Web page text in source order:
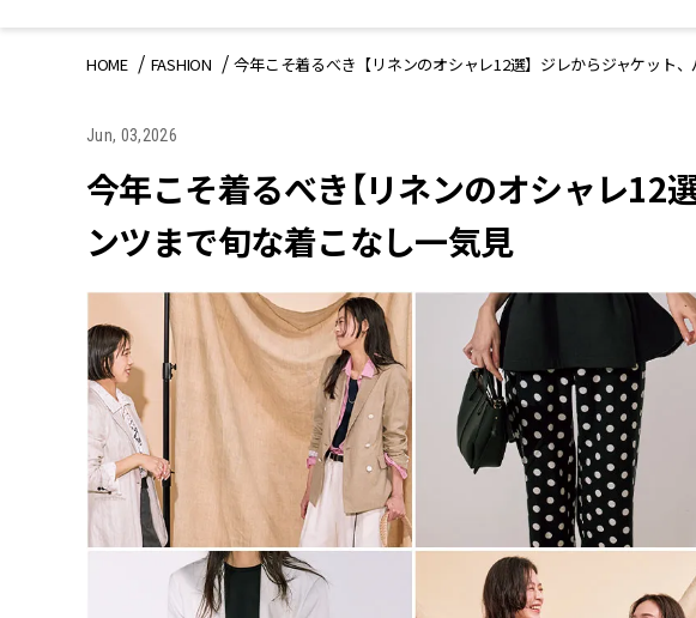
HOME FASHION 今年こそ着るべき【リネンのオシャレ12選】ジレからジャケット
Jun, 03,2026
今年こそ着るべき【リネンのオシャレ12
ンツまで旬な着こなし一気見
忙しい毎日に「
ボ」を。新【
のお手入れで
かな肌を目指す
シィ]
BEAUTY
【ヘアアクセ6
ない！アラサ
抜ける「即戦力
CLASSY.[クラッ